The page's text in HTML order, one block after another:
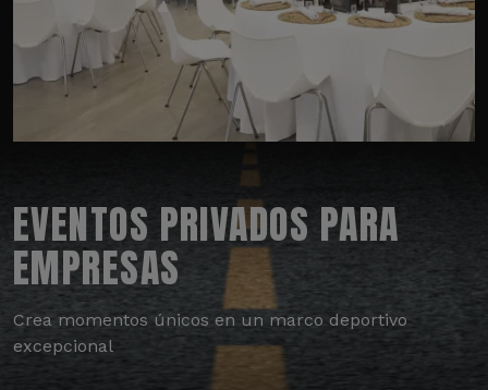
EVENTOS PRIVADOS PARA
EMPRESAS
Crea momentos únicos en un marco deportivo
excepcional